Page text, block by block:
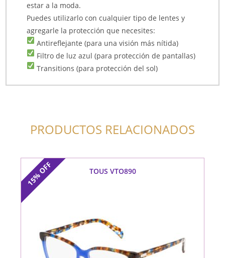
estar a la moda.
Puedes utilizarlo con cualquier tipo de lentes y
agregarle la protección que necesites:
Antireflejante (para una visión más nítida)
Filtro de luz azul (para protección de pantallas)
Transitions (para protección del sol)
PRODUCTOS RELACIONADOS
15%
OFF TOUS VTO890